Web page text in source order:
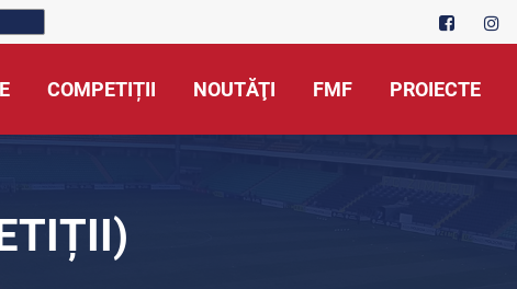
COMPETIȚII NOUTĂŢI FMF PROIECTE